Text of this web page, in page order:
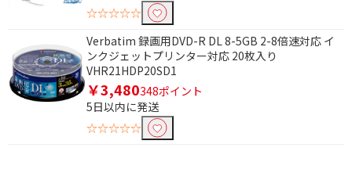
☆☆☆☆☆
Verbatim 録画用DVD-R DL 8-5GB 2-8倍速対応 イ
ンクジェットプリンター対応 20枚入り
VHR21HDP20SD1
￥3,480348ポイント
5日以内に発送
☆☆☆☆☆